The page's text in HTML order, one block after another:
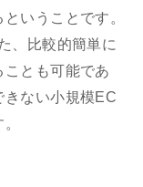
いうことです。
、比較的簡単に
とも可能であ
きない小規模EC